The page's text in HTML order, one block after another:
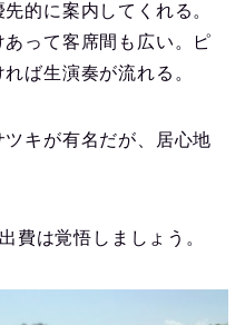
的に案内してくれる。
って客席間も広い。ピ
ば生演奏が流れる。
キが有名だが、居心地
費は覚悟しましょう。